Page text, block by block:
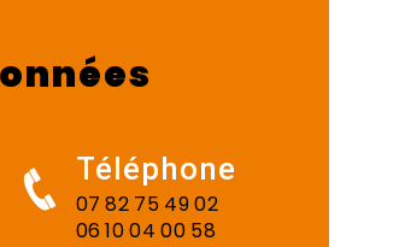
Téléphone
07 82 75 49 02
06 10 04 00 58